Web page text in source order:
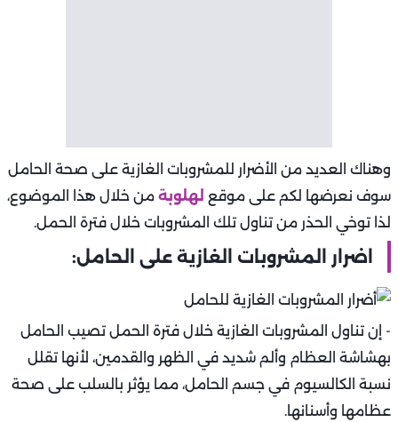
وهناك العديد من الأضرار للمشروبات الغازية على صحة الحامل
سوف نعرضها لكم على موقع لهلوبة من خلال هذا الموضوع،
لذا توخي الحذر من تناول تلك المشروبات خلال فترة الحمل.
اضرار المشروبات الغازية على الحامل:
- إن تناول المشروبات الغازية خلال فترة الحمل تصيب الحامل
بهشاشة العظام وألم شديد في الظهر والقدمين، لأنها تقلل
نسبة الكالسيوم في جسم الحامل، مما يؤثر بالسلب على صحة
عظامها وأسنانها.